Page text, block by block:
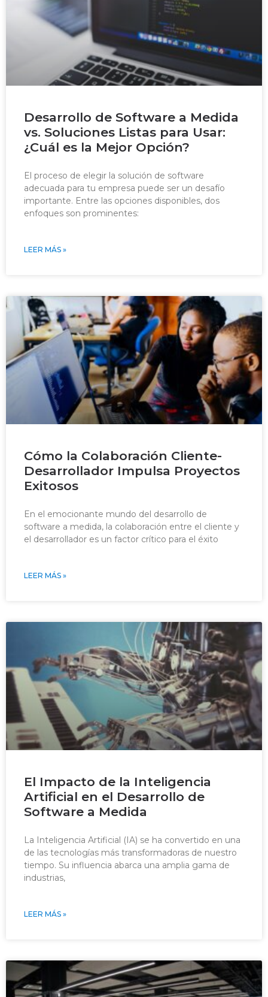
Desarrollo de Software a Medida
vs. Soluciones Listas para Usar:
¿Cuál es la Mejor Opción?
El proceso de elegir la solución de software
adecuada para tu empresa puede ser un desafío
importante. Entre las opciones disponibles, dos
enfoques son prominentes:
LEER MÁS »
Cómo la Colaboración Cliente-
Desarrollador Impulsa Proyectos
Exitosos
En el emocionante mundo del desarrollo de
software a medida, la colaboración entre el cliente y
el desarrollador es un factor crítico para el éxito
LEER MÁS »
El Impacto de la Inteligencia
Artificial en el Desarrollo de
Software a Medida
La Inteligencia Artificial (IA) se ha convertido en una
de las tecnologías más transformadoras de nuestro
tiempo. Su influencia abarca una amplia gama de
industrias,
LEER MÁS »